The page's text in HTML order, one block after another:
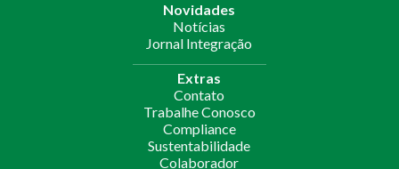
Novidades
Notícias
Jornal Integração
Extras
Contato
Trabalhe Conosco
Compliance
Sustentabilidade
Colaborador